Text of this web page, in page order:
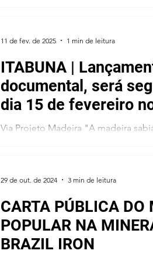
ITABUNA |
documental, será
dia 15 de fevereiro
Via Projeto Madeira "A madeira
11 de fev. de 2025 1 min de leitura
CARTA PÚBLICA
POPULAR NA
BRAZIL IRON
29 de out. de 2024 3 min de leitura